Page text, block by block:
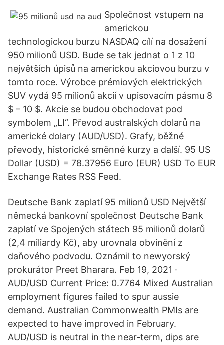
Společnost vstupem na
americkou
technologickou burzu NASDAQ cílí na dosažení
950 milionů USD. Bude se tak jednat o 1 z 10
největších úpisů na americkou akciovou burzu v
tomto roce. Výrobce prémiových elektrických
SUV vydá 95 milionů akcií v upisovacím pásmu 8
$ – 10 $. Akcie se budou obchodovat pod
symbolem „LI“. Převod australských dolarů na
americké dolary (AUD/USD). Grafy, běžné
převody, historické směnné kurzy a další. 95 US
Dollar (USD) = 78.37956 Euro (EUR) USD To EUR
Exchange Rates RSS Feed.
Deutsche Bank zaplatí 95 milionů USD Největší
německá bankovní společnost Deutsche Bank
zaplatí ve Spojených státech 95 milionů dolarů
(2,4 miliardy Kč), aby urovnala obvinění z
daňového podvodu. Oznámil to newyorský
prokurátor Preet Bharara. Feb 19, 2021 ·
AUD/USD Current Price: 0.7764 Mixed Australian
employment figures failed to spur aussie
demand. Australian Commonwealth PMIs are
expected to have improved in February.
AUD/USD is neutral in the near-term, dips are